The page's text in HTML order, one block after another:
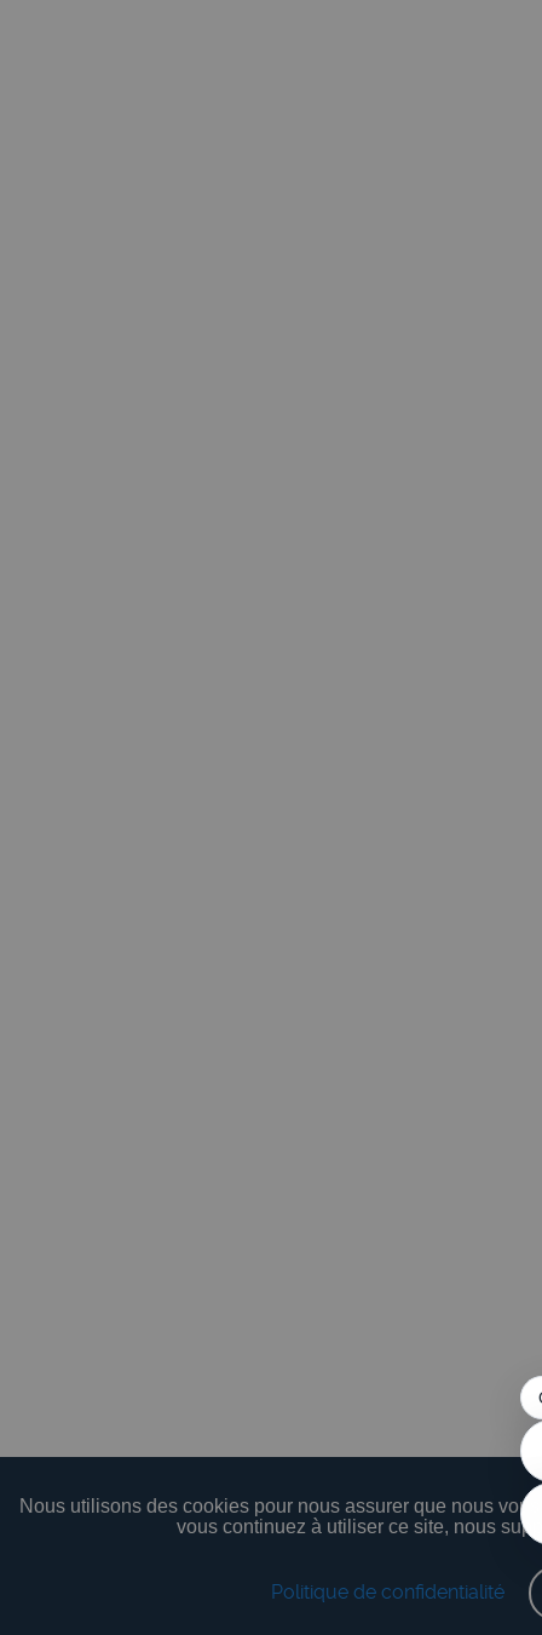
Nous utilisons des cookies pour nous assurer que nous
vous continuez à utiliser ce site, nous
Politique de confidentialité